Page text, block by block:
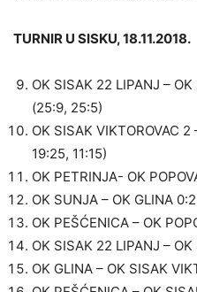
TURNIR U SISKU, 18.11.2018.
OK SISAK 22 LIPANJ –
(25:9, 25:5)
OK SISAK VIKTOROVAC 2
19:25, 11:15)
OK PETRINJA- OK
OK SUNJA – OK GLINA
OK PEŠĆENICA – OK
OK SISAK 22 LIPANJ –
OK GLINA – OK SISAK